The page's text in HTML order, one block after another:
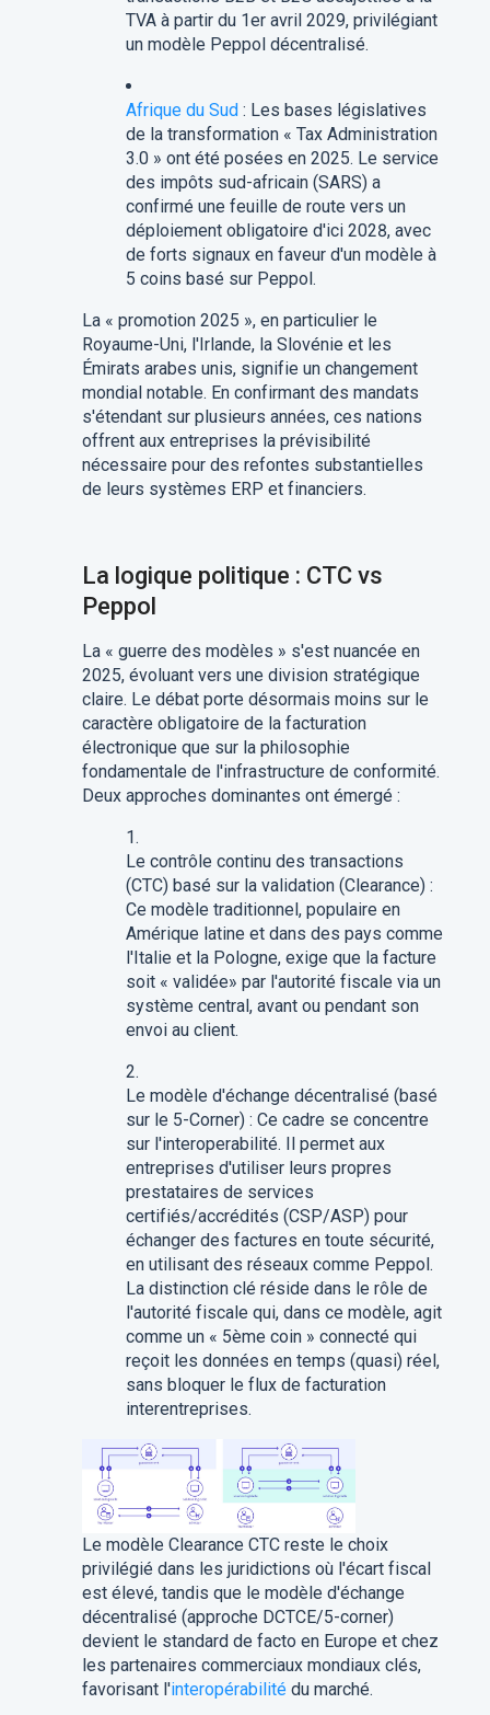
TVA à partir du 1er avril 2029, privilégiant
un modèle Peppol décentralisé.
Afrique du Sud: Les bases législatives
de la transformation « Tax Administration
3.0 » ont été posées en 2025. Le service
des impôts sud-africain (SARS) a
confirmé une feuille de route vers un
déploiement obligatoire d'ici 2028, avec
de forts signaux en faveur d'un modèle à
5 coins basé sur Peppol.
La « promotion 2025 », en particulier le
Royaume-Uni, l'Irlande, la Slovénie et les
Émirats arabes unis, signifie un changement
mondial notable. En confirmant des mandats
s'étendant sur plusieurs années, ces nations
offrent aux entreprises la prévisibilité
nécessaire pour des refontes substantielles
de leurs systèmes ERP et financiers.
La logique politique : CTC vs
Peppol
La « guerre des modèles » s'est nuancée en
2025, évoluant vers une division stratégique
claire. Le débat porte désormais moins sur le
caractère obligatoire de la facturation
électronique que sur la philosophie
fondamentale de l'infrastructure de conformité.
Deux approches dominantes ont émergé :
Le contrôle continu des transactions
(CTC) basé sur la validation (Clearance) :
Ce modèle traditionnel, populaire en
Amérique latine et dans des pays comme
l'Italie et la Pologne, exige que la facture
soit « validée» par l'autorité fiscale via un
système central, avant ou pendant son
envoi au client.
Le modèle d'échange décentralisé (basé
sur le 5-Corner) : Ce cadre se concentre
sur l'interoperabilité. Il permet aux
entreprises d'utiliser leurs propres
prestataires de services
certifiés/accrédités (CSP/ASP) pour
échanger des factures en toute sécurité,
en utilisant des réseaux comme Peppol.
La distinction clé réside dans le rôle de
l'autorité fiscale qui, dans ce modèle, agit
comme un « 5ème coin » connecté qui
reçoit les données en temps (quasi) réel,
sans bloquer le flux de facturation
interentreprises.
Le modèle Clearance CTC reste le choix
privilégié dans les juridictions où l'écart fiscal
est élevé, tandis que le modèle d'échange
décentralisé (approche DCTCE/5-corner)
devient le standard de facto en Europe et chez
les partenaires commerciaux mondiaux clés,
favorisant l'interopérabilitédu marché.